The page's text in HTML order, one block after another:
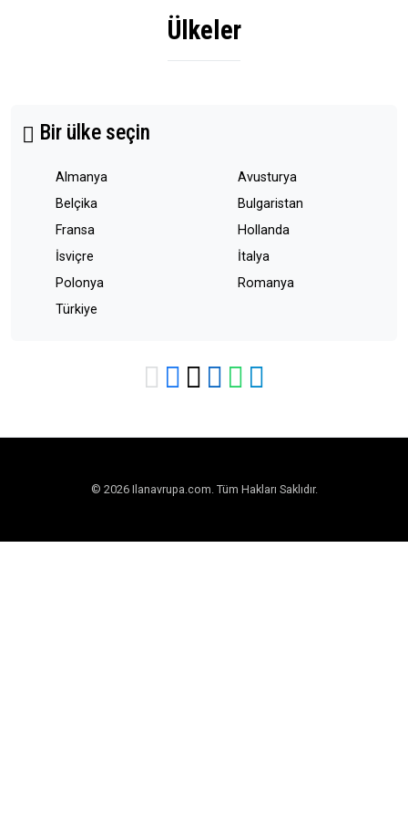
Ülkeler
Bir ülke seçin
Almanya
Avusturya
Belçika
Bulgaristan
Fransa
Hollanda
İsviçre
İtalya
Polonya
Romanya
Türkiye
© 2026 Ilanavrupa.com. Tüm Hakları Saklıdır.